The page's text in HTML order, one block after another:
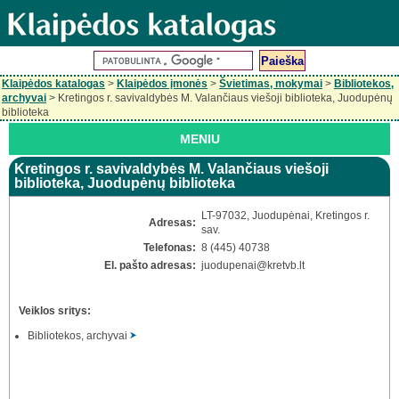
Klaipėdos katalogas > Klaipėdos įmonės > Švietimas, mokymai > Bibliotekos,
archyvai > Kretingos r. savivaldybės M. Valančiaus viešoji biblioteka, Juodupėnų
biblioteka
MENIU
Kretingos r. savivaldybės M. Valančiaus viešoji
biblioteka, Juodupėnų biblioteka
Adresas:
LT-97032, Juodupėnai, Kretingos r.
sav.
Telefonas: 8 (445) 40738
El. pašto adresas: juodupenai@kretvb.lt
Veiklos sritys:
Bibliotekos, archyvai